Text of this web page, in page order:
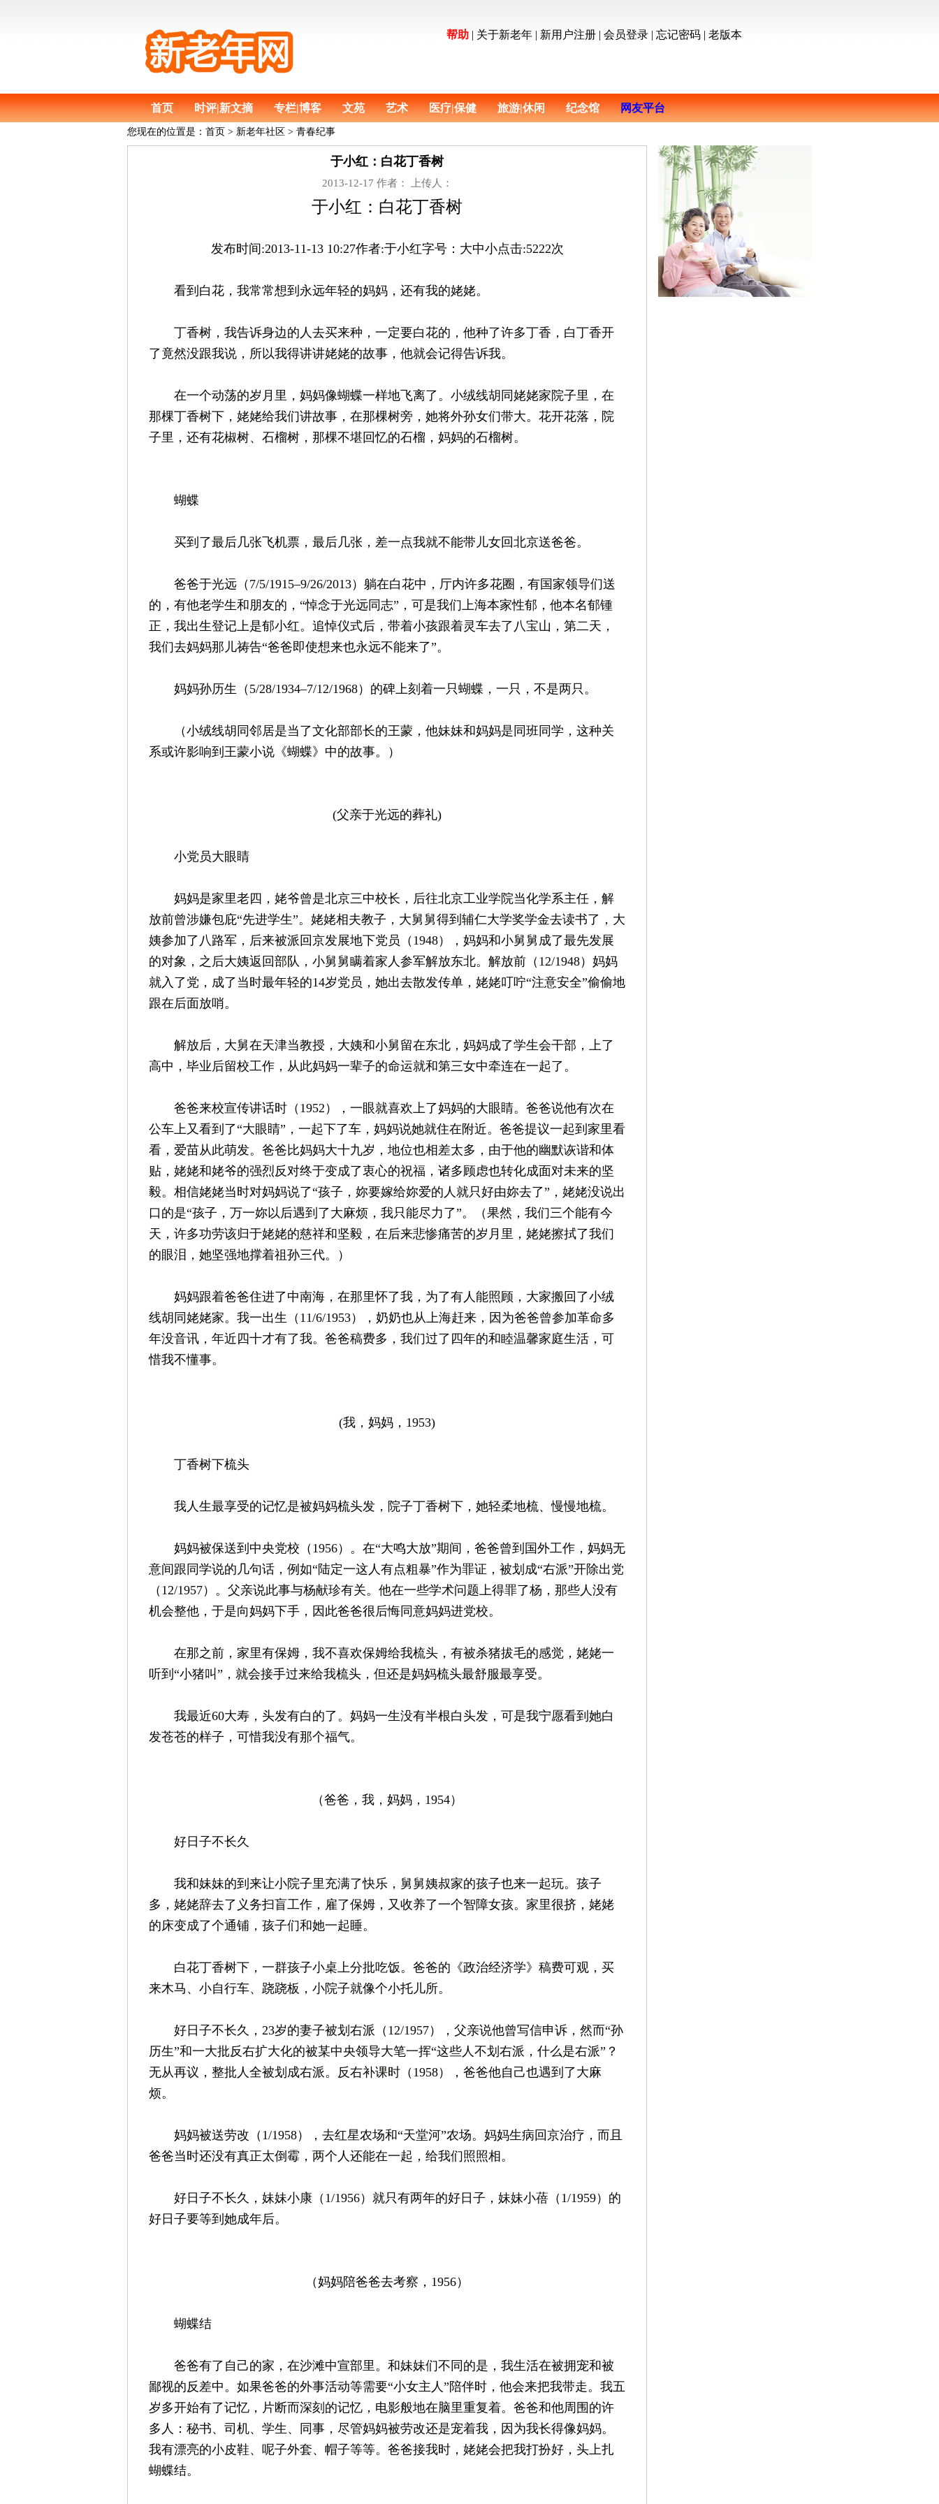
帮助 | 关于新老年 | 新用户注册 | 会员登录 | 忘记密码 | 老版本
首页 时评|新文摘 专栏|博客 文苑 艺术 医疗|保健 旅游|休闲 纪念馆 网友平台
您现在的位置是： 首页 > 新老年社区 > 青春纪事
于小红：白花丁香树
2013-12-17 作者： 上传人：
于小红：白花丁香树
发布时间:2013-11-13 10:27作者:于小红字号：大中小点击:5222次
看到白花，我常常想到永远年轻的妈妈，还有我的姥姥。
丁香树，我告诉身边的人去买来种，一定要白花的，他种了许多丁香，白丁香开
了竟然没跟我说，所以我得讲讲姥姥的故事，他就会记得告诉我。
在一个动荡的岁月里，妈妈像蝴蝶一样地飞离了。小绒线胡同姥姥家院子里，在
那棵丁香树下，姥姥给我们讲故事，在那棵树旁，她将外孙女们带大。花开花落，院
子里，还有花椒树、石榴树，那棵不堪回忆的石榴，妈妈的石榴树。
蝴蝶
买到了最后几张飞机票，最后几张，差一点我就不能带儿女回北京送爸爸。
爸爸于光远（7/5/1915–9/26/2013）躺在白花中，厅内许多花圈，有国家领导们送
的，有他老学生和朋友的，“悼念于光远同志”，可是我们上海本家性郁，他本名郁锺
正，我出生登记上是郁小红。追悼仪式后，带着小孩跟着灵车去了八宝山，第二天，
我们去妈妈那儿祷告“爸爸即使想来也永远不能来了”。
妈妈孙历生（5/28/1934–7/12/1968）的碑上刻着一只蝴蝶，一只，不是两只。
（小绒线胡同邻居是当了文化部部长的王蒙，他妹妹和妈妈是同班同学，这种关
系或许影响到王蒙小说《蝴蝶》中的故事。）
(父亲于光远的葬礼)
小党员大眼睛
妈妈是家里老四，姥爷曾是北京三中校长，后往北京工业学院当化学系主任，解
放前曾涉嫌包庇“先进学生”。姥姥相夫教子，大舅舅得到辅仁大学奖学金去读书了，大
姨参加了八路军，后来被派回京发展地下党员（1948），妈妈和小舅舅成了最先发展
的对象，之后大姨返回部队，小舅舅瞒着家人参军解放东北。解放前（12/1948）妈妈
就入了党，成了当时最年轻的14岁党员，她出去散发传单，姥姥叮咛“注意安全”偷偷地
跟在后面放哨。
解放后，大舅在天津当教授，大姨和小舅留在东北，妈妈成了学生会干部，上了
高中，毕业后留校工作，从此妈妈一辈子的命运就和第三女中牵连在一起了。
爸爸来校宣传讲话时（1952），一眼就喜欢上了妈妈的大眼睛。爸爸说他有次在
公车上又看到了“大眼睛”，一起下了车，妈妈说她就住在附近。爸爸提议一起到家里看
看，爱苗从此萌发。爸爸比妈妈大十九岁，地位也相差太多，由于他的幽默诙谐和体
贴，姥姥和姥爷的强烈反对终于变成了衷心的祝福，诸多顾虑也转化成面对未来的坚
毅。相信姥姥当时对妈妈说了“孩子，妳要嫁给妳爱的人就只好由妳去了”，姥姥没说出
口的是“孩子，万一妳以后遇到了大麻烦，我只能尽力了”。（果然，我们三个能有今
天，许多功劳该归于姥姥的慈祥和坚毅，在后来悲惨痛苦的岁月里，姥姥擦拭了我们
的眼泪，她坚强地撑着祖孙三代。）
妈妈跟着爸爸住进了中南海，在那里怀了我，为了有人能照顾，大家搬回了小绒
线胡同姥姥家。我一出生（11/6/1953），奶奶也从上海赶来，因为爸爸曾参加革命多
年没音讯，年近四十才有了我。爸爸稿费多，我们过了四年的和睦温馨家庭生活，可
惜我不懂事。
(我，妈妈，1953)
丁香树下梳头
我人生最享受的记忆是被妈妈梳头发，院子丁香树下，她轻柔地梳、慢慢地梳。
妈妈被保送到中央党校（1956）。在“大鸣大放”期间，爸爸曾到国外工作，妈妈无
意间跟同学说的几句话，例如“陆定一这人有点粗暴”作为罪证，被划成“右派”开除出党
（12/1957）。父亲说此事与杨献珍有关。他在一些学术问题上得罪了杨，那些人没有
机会整他，于是向妈妈下手，因此爸爸很后悔同意妈妈进党校。
在那之前，家里有保姆，我不喜欢保姆给我梳头，有被杀猪拔毛的感觉，姥姥一
听到“小猪叫”，就会接手过来给我梳头，但还是妈妈梳头最舒服最享受。
我最近60大寿，头发有白的了。妈妈一生没有半根白头发，可是我宁愿看到她白
发苍苍的样子，可惜我没有那个福气。
（爸爸，我，妈妈，1954）
好日子不长久
我和妹妹的到来让小院子里充满了快乐，舅舅姨叔家的孩子也来一起玩。孩子
多，姥姥辞去了义务扫盲工作，雇了保姆，又收养了一个智障女孩。家里很挤，姥姥
的床变成了个通铺，孩子们和她一起睡。
白花丁香树下，一群孩子小桌上分批吃饭。爸爸的《政治经济学》稿费可观，买
来木马、小自行车、跷跷板，小院子就像个小托儿所。
好日子不长久，23岁的妻子被划右派（12/1957），父亲说他曾写信申诉，然而“孙
历生”和一大批反右扩大化的被某中央领导大笔一挥“这些人不划右派，什么是右派”？
无从再议，整批人全被划成右派。反右补课时（1958），爸爸他自己也遇到了大麻
烦。
妈妈被送劳改（1/1958），去红星农场和“天堂河”农场。妈妈生病回京治疗，而且
爸爸当时还没有真正太倒霉，两个人还能在一起，给我们照照相。
好日子不长久，妹妹小康（1/1956）就只有两年的好日子，妹妹小蓓（1/1959）的
好日子要等到她成年后。
（妈妈陪爸爸去考察，1956）
蝴蝶结
爸爸有了自己的家，在沙滩中宣部里。和妹妹们不同的是，我生活在被拥宠和被
鄙视的反差中。如果爸爸的外事活动等需要“小女主人”陪伴时，他会来把我带走。我五
岁多开始有了记忆，片断而深刻的记忆，电影般地在脑里重复着。爸爸和他周围的许
多人：秘书、司机、学生、同事，尽管妈妈被劳改还是宠着我，因为我长得像妈妈。
我有漂亮的小皮鞋、呢子外套、帽子等等。爸爸接我时，姥姥会把我打扮好，头上扎
蝴蝶结。